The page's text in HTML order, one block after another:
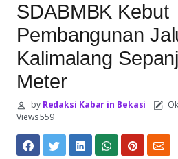
SDABMBK Kebut
Pembangunan
Kalimalang
Meter
byRedaksi Kabar in Bekasi
Views 559